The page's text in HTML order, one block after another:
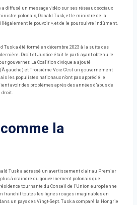
diffusé un message vidéo sur ses réseaux sociaux
polonais, Donald Tusk, et le ministre de la
le pouvoir », et de le poursuivre indûment.
Tusk a été formé en décembre 2023 à la suite des
Droit et Justice était le parti ayant obtenu le
gouverner. La Coalition civique a ajouté
(À gauche) et Troisième Voie C'est un gouvernement
les populistes nationaux n’ont pas apprécié le
avoir des problèmes après des années d’abus de
droit.
la
Tusk a adressé un avertissement clair au Premier
à craindre du gouvernement polonais que
tournante du Conseil de l’Union européenne
franchit toutes les lignes rouges imaginables en
un pays des Vingt-Sept. Tusk a comparé la Hongrie